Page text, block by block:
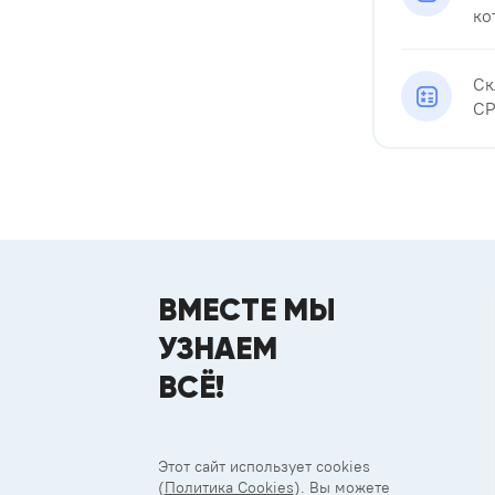
ВМЕСТЕ МЫ
УЗНАЕМ
ВСЁ!
Этот сайт использует cookies
(Политика Cookies). Вы можете